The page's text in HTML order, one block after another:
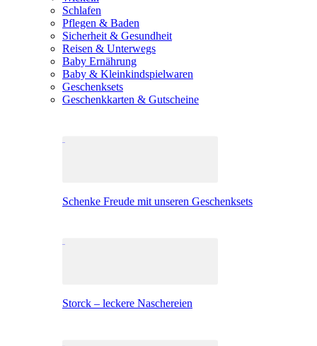
Schlafen
Pflegen & Baden
Sicherheit & Gesundheit
Reisen & Unterwegs
Baby Ernährung
Baby & Kleinkindspielwaren
Geschenksets
Geschenkkarten & Gutscheine
Schenke Freude mit unseren Geschenksets
Storck – leckere Naschereien